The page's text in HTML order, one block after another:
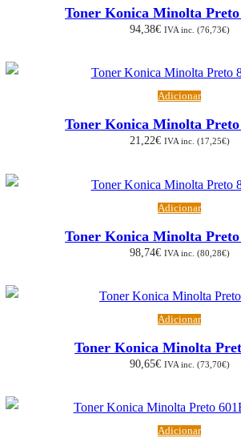
Toner Konica Minolta Preto
94,38€ IVA inc. (76,73€)
Adicionar
Toner Konica Minolta Preto
21,22€ IVA inc. (17,25€)
Adicionar
Toner Konica Minolta Preto
98,74€ IVA inc. (80,28€)
Adicionar
Toner Konica Minolta
90,65€ IVA inc. (73,70€)
Adicionar